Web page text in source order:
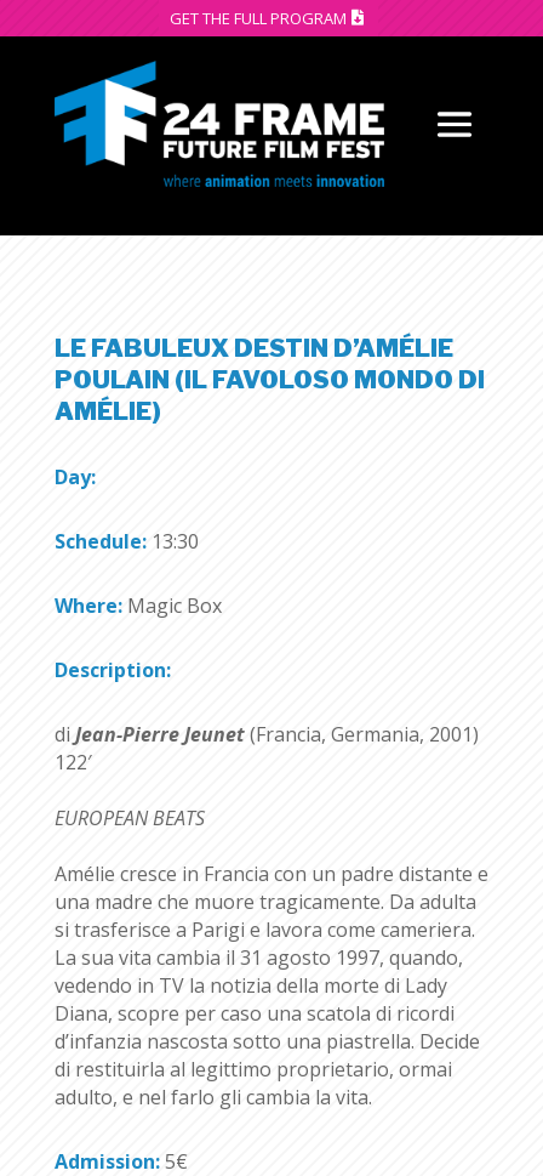
GET THE FULL PROGRAM
LE FABULEUX DESTIN D’AMÉLIE
POULAIN (IL FAVOLOSO MONDO DI
AMÉLIE)
Day:
Schedule: 13:30
Where: Magic Box
Description:
di Jean-Pierre Jeunet(Francia, Germania, 2001)
122′
EUROPEAN BEATS
Amélie cresce in Francia con un padre distante e
una madre che muore tragicamente. Da adulta
si trasferisce a Parigi e lavora come cameriera.
La sua vita cambia il 31 agosto 1997, quando,
vedendo in TV la notizia della morte di Lady
Diana, scopre per caso una scatola di ricordi
d’infanzia nascosta sotto una piastrella. Decide
di restituirla al legittimo proprietario, ormai
adulto, e nel farlo gli cambia la vita.
Admission:5€